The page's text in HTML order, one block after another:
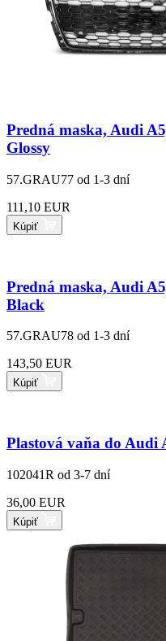
Predná maska, Audi
Glossy
57.GRAU77 od 1-3 dní
111,10 EUR
Kúpiť
Predná maska, Audi
Black
57.GRAU78 od 1-3 dní
143,50 EUR
Kúpiť
Plastová vaňa do Audi
102041R od 3-7 dní
36,00 EUR
Kúpiť